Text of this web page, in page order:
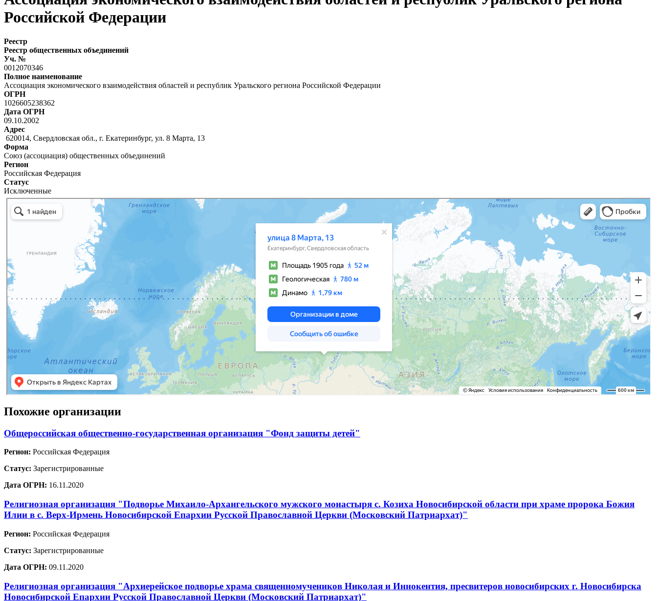
Российской Федерации
Реестр
Реестр общественных объединений
Уч. №
0012070346
Полное наименование
Ассоциация экономического взаимодействия областей и республик Уральского региона Российской Федерации
ОГРН
1026605238362
Дата ОГРН
09.10.2002
Адрес
620014, Свердловская обл., г. Екатеринбург, ул. 8 Марта, 13
Форма
Союз (ассоциация) общественных объединений
Регион
Российская Федерация
Статус
Исключенные
Похожие организации
Общероссийская общественно-государственная организация "Фонд защиты детей"
Регион: Российская Федерация
Статус: Зарегистрированные
Дата ОГРН: 16.11.2020
Религиозная организация "Подворье Михаило-Архангельского мужского монастыря с. Козиха Новосибирской области при храме пророка Божия
Илии в с. Верх-Ирмень Новосибирской Епархии Русской Православной Церкви (Московский Патриархат)"
Регион: Российская Федерация
Статус: Зарегистрированные
Дата ОГРН: 09.11.2020
Религиозная организация "Архиерейское подворье храма священномучеников Николая и Иннокентия, пресвитеров новосибирских г. Новосибирска
Новосибирской Епархии Русской Православной Церкви (Московский Патриархат)"